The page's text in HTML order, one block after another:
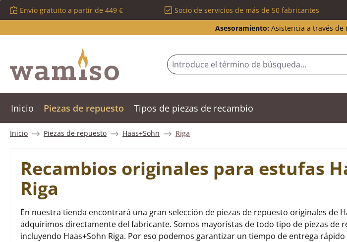
al contenido principal
Saltar a la búsqueda
Saltar a la navegación principal
Envío gratuito a partir de 449 € Socio de servicios de más de 50 fabricantes
Asesoramiento: Asistencia a través de
Inicio Piezas de repuesto Tipos de piezas de recambio
Inicio Piezas de repuesto Haas+Sohn Riga
Recambios originales para estufas
Riga
En nuestra tienda encontrará una gran selección de piezas de repuesto originales de
adquirimos directamente del fabricante. Somos mayoristas de todo tipo de piezas de
incluyendo Haas+Sohn Riga. Por eso podemos garantizar un tiempo de entrega